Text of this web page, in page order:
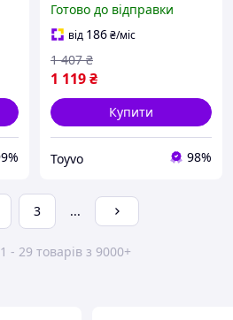
Готово до відправки
від 186₴/міс
1 119₴
1 407 ₴
Купити
Toyvo 98%
3 ...
- 29 товарів з 9000+